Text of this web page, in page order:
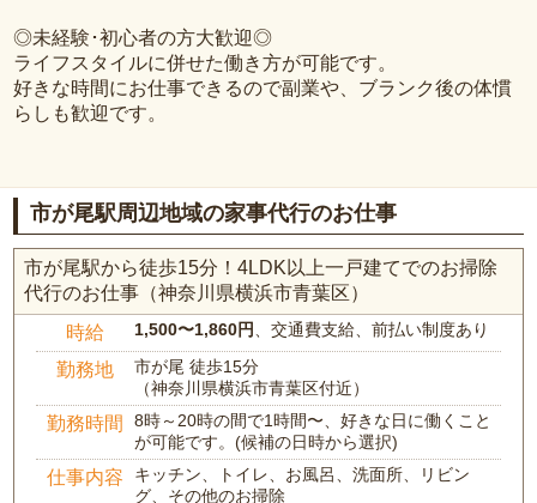
◎未経験･初心者の方大歓迎◎
ライフスタイルに併せた働き方が可能です。
好きな時間にお仕事できるので副業や、ブランク後の体慣
らしも歓迎です。
市が尾駅周辺地域の家事代行のお仕事
市が尾駅から徒歩15分！4LDK以上一戸建てでのお掃除
代行のお仕事（神奈川県横浜市青葉区）
時給 1,500〜1,860円、交通費支給、前払い制度あり
勤務地
市が尾 徒歩15分
（神奈川県横浜市青葉区付近）
勤務時間
8時～20時の間で1時間〜、好きな日に働くこと
が可能です。(候補の日時から選択)
仕事内容
キッチン、トイレ、お風呂、洗面所、リビン
グ、その他のお掃除